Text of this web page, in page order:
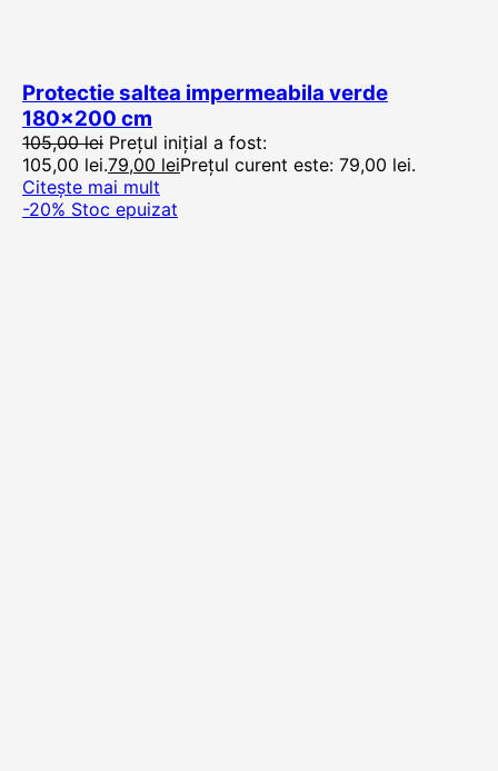
Protectie saltea impermeabila verde
180×200 cm
105,00lei Prețul inițial a fost:
105,00 lei.79,00 leiPrețul curent este: 79,00 lei.
Citește mai mult
-20% Stoc epuizat